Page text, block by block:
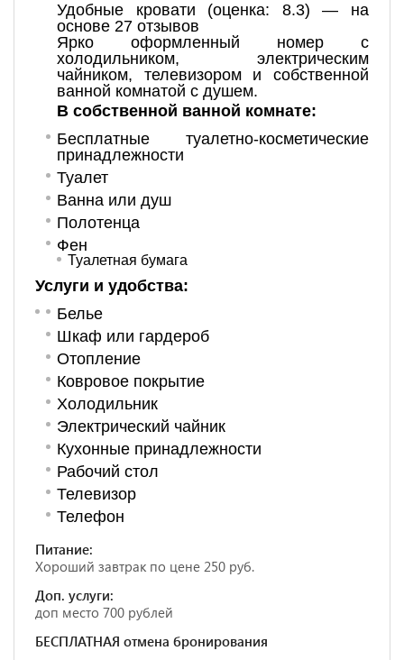
Удобные кровати (оценка: 8.3) — на
основе 27 отзывов
Ярко оформленный номер с
холодильником, электрическим
чайником, телевизором и собственной
ванной комнатой с душем.
В собственной ванной комнате:
Бесплатные туалетно-косметические
принадлежности
Туалет
Ванна или душ
Полотенца
Фен
Туалетная бумага
Услуги и удобства: ​
Белье
Шкаф или гардероб
Отопление
Ковровое покрытие
Холодильник
Электрический чайник
Кухонные принадлежности
Рабочий стол
Телевизор
Телефон
Питание:
Хороший завтрак по цене 250 руб.
Доп. услуги:
доп место 700 рублей
БЕСПЛАТНАЯ отмена бронирования